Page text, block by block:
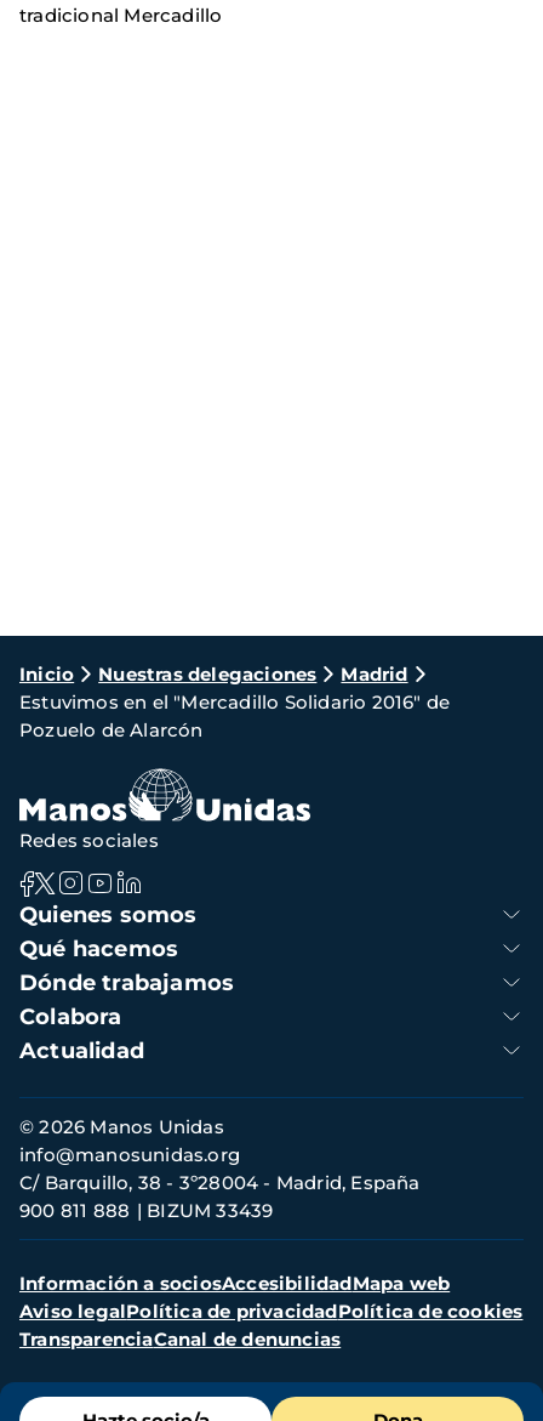
tradicional Mercadillo
Ruta
de
navegación
Inicio Nuestras delegaciones
Madrid
Estuvimos en el "Mercadillo Solidario 2016" de
Pozuelo de Alarcón
Menú
Navegación
principal
Quienes somos
Qué hacemos
Dónde trabajamos
Colabora
Actualidad
Redes sociales
Información
de
contacto
© 2026 Manos Unidas
C/ Barquillo, 38 - 3º28004 - Madrid, España
900 811 888
BIZUM 33439
info@manosunidas.org
Menú
secundario
Información a sociosAccesibilidadMapa web
Aviso legalPolítica de privacidadPolítica de cookies
TransparenciaCanal de denuncias